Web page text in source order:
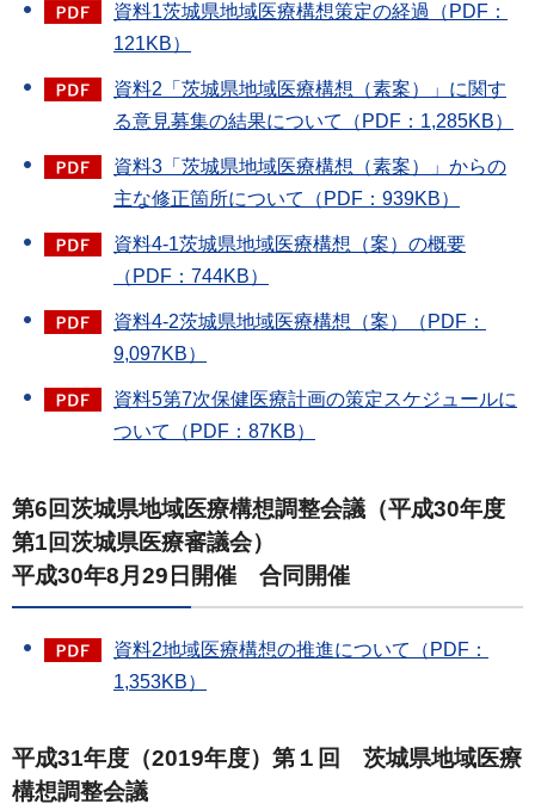
資料1茨城県地域医療構想策定の経過（PDF：
121KB）
資料2「茨城県地域医療構想（素案）」に関す
る意見募集の結果について（PDF：1,285KB）
資料3「茨城県地域医療構想（素案）」からの
主な修正箇所について（PDF：939KB）
資料4-1茨城県地域医療構想（案）の概要
（PDF：744KB）
資料4-2茨城県地域医療構想（案）（PDF：
9,097KB）
資料5第7次保健医療計画の策定スケジュールに
ついて（PDF：87KB）
第6回茨城県地域医療構想調整会議（平成30年度
第1回茨城県医療審議会）
平成30年8月29日開催 合同開催
資料2地域医療構想の推進について（PDF：
1,353KB）
平成31年度（2019年度）第１回 茨城県地域医療
構想調整会議